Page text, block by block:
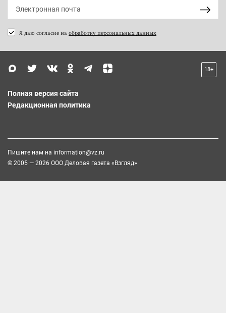
Я даю согласие на обработку персональных данных
18+
Полная версия сайта
Редакционная политика
Пишите нам на information@vz.ru
© 2005 — 2026 ООО Деловая газета «Взгляд»